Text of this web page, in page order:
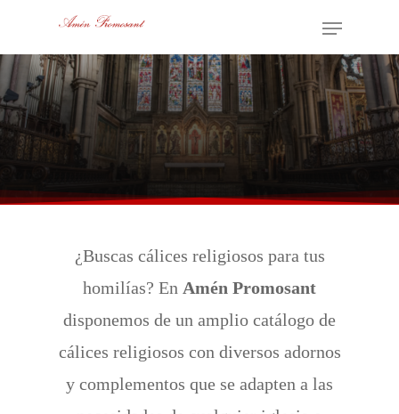
main
content
Menu
¿Buscas cálices religiosos para tus
homilías? En Amén Promosant
disponemos de un amplio catálogo de
cálices religiosos con diversos adornos
y complementos que se adapten a las